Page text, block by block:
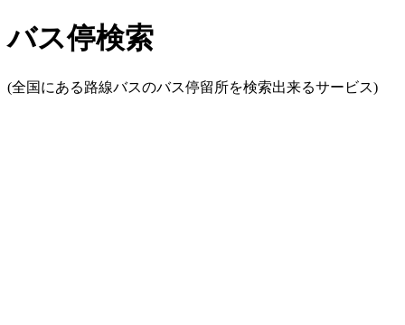
バス停検索
(全国にある路線バスのバス停留所を検索出来るサービス)